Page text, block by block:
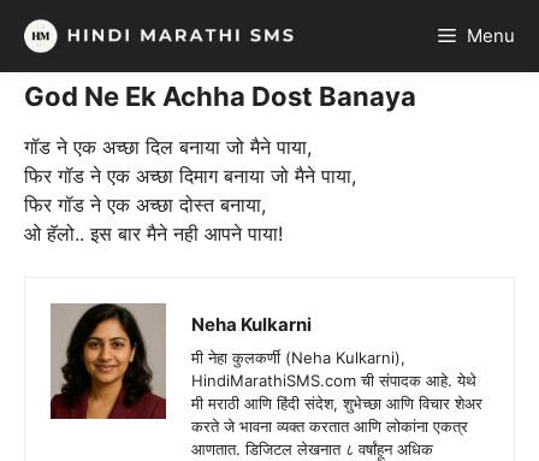
Skip
content
Menu
God Ne Ek Achha Dost Banaya
गॉड ने एक अच्छा दिल बनाया जो मैने पाया,
फिर गॉड ने एक अच्छा दिमाग बनाया जो मैने पाया,
फिर गॉड ने एक अच्छा दोस्त बनाया,
ओ हॅलो.. इस बार मैने नही आपने पाया!
Neha Kulkarni
मी नेहा कुलकर्णी (Neha Kulkarni),
HindiMarathiSMS.com ची संपादक आहे. येथे
मी मराठी आणि हिंदी संदेश, शुभेच्छा आणि विचार शेअर
करते जे भावना व्यक्त करतात आणि लोकांना एकत्र
आणतात. डिजिटल लेखनात ८ वर्षांहून अधिक